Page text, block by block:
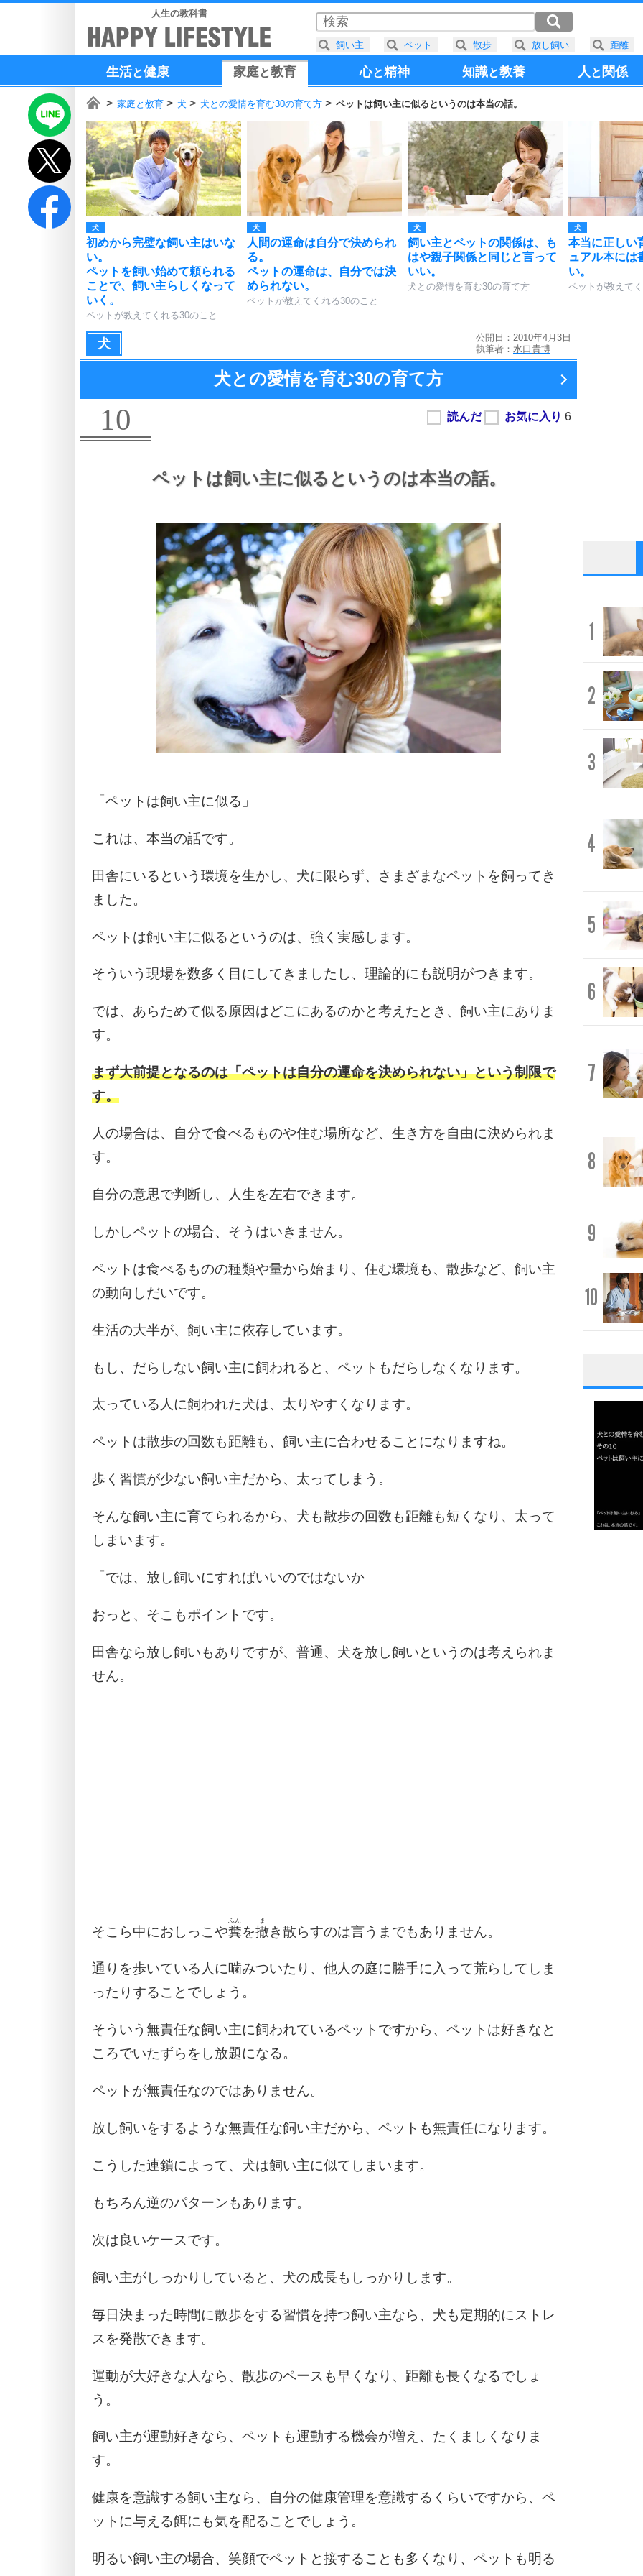
人生の教科書
生活と健康 家庭と教育 心と精神 知識と教養 人と 関係
家庭と教育 犬 犬との愛情を育む30の育て方 ペットは飼い主に似るというのは本当の話。
犬
初めから完璧な飼い主はいな
い。
ペットを飼い始めて頼られる
ことで、飼い主らしくなって
いく。
ペットが教えてくれる30のこと
犬
人間の運命は自分で決められ
る。
ペットの運命は、自分では決
められない。
ペットが教えてくれる30のこと
犬
飼い主とペットの関係は、も
はや親子関係と同じと言って
いい。
犬との愛情を育む30の育て方
犬
本当に正しい
ュアル本には
い。
ペットが教えて
犬
公開日：2010年4月3日
執筆者： 水口貴博
犬との愛情を育む30の育て方
10
ペットは飼い主に似るというのは本当の話。
「ペットは飼い主に似る」
これは、本当の話です。
田舎にいるという環境を生かし、犬に限らず、さまざまなペットを飼ってき
ました。
ペットは飼い主に似るというのは、強く実感します。
そういう現場を数多く目にしてきましたし、理論的にも説明がつきます。
では、あらためて似る原因はどこにあるのかと考えたとき、飼い主にありま
す。
まず大前提となるのは「ペットは自分の運命を決められない」という制限で
す。
人の場合は、自分で食べるものや住む場所など、生き方を自由に決められま
す。
自分の意思で判断し、人生を左右できます。
しかしペットの場合、そうはいきません。
ペットは食べるものの種類や量から始まり、住む環境も、散歩など、飼い主
の動向しだいです。
生活の大半が、飼い主に依存しています。
もし、だらしない飼い主に飼われると、ペットもだらしなくなります。
太っている人に飼われた犬は、太りやすくなります。
ペットは散歩の回数も距離も、飼い主に合わせることになりますね。
歩く習慣が少ない飼い主だから、太ってしまう。
そんな飼い主に育てられるから、犬も散歩の回数も距離も短くなり、太って
しまいます。
「では、放し飼いにすればいいのではないか」
おっと、そこもポイントです。
田舎なら放し飼いもありですが、普通、犬を放し飼いというのは考えられま
せん。
そこら中におしっこや糞
ふん
を撒
ま
き散らすのは言うまでもありません。
通りを歩いている人に噛みついたり、他人の庭に勝手に入って荒らしてしま
ったりすることでしょう。
そういう無責任な飼い主に飼われているペットですから、ペットは好きなと
ころでいたずらをし放題になる。
ペットが無責任なのではありません。
放し飼いをするような無責任な飼い主だから、ペットも無責任になります。
こうした連鎖によって、犬は飼い主に似てしまいます。
もちろん逆のパターンもあります。
次は良いケースです。
飼い主がしっかりしていると、犬の成長もしっかりします。
毎日決まった時間に散歩をする習慣を持つ飼い主なら、犬も定期的にストレ
スを発散できます。
運動が大好きな人なら、散歩のペースも早くなり、距離も長くなるでしょ
う。
飼い主が運動好きなら、ペットも運動する機会が増え、たくましくなりま
す。
健康を意識する飼い主なら、自分の健康管理を意識するくらいですから、ペ
ットに与える餌にも気を配ることでしょう。
明るい飼い主の場合、笑顔でペットと接することも多くなり、ペットも明る
1
2
3
4
5
6
7
8
9
10
1
3
飼い主 ペット 散歩 放し飼い 距離